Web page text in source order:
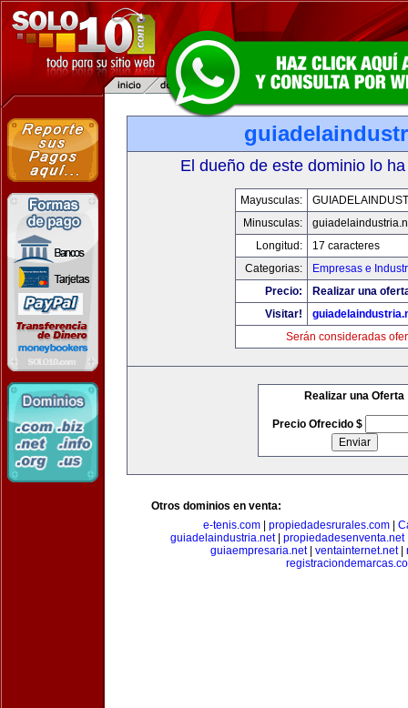
El dueño de este dominio lo
Mayusculas:
Minusculas:
Longitud:
17 caracteres
Categorias:
Empresas e
Precio:
Realizar una
Visitar!
Serán consideradas
Realizar una Oferta
Precio Ofrecido $
Otros dominios en venta:
e-tenis.com
propiedadesrurales.com
guiadelaindustria.net propiedadesenventa.net
guiaempresaria.net| ventainternet.net|